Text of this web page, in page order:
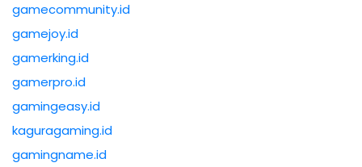
gamecommunity.id
gamejoy.id
gamerking.id
gamerpro.id
gamingeasy.id
kaguragaming.id
gamingname.id